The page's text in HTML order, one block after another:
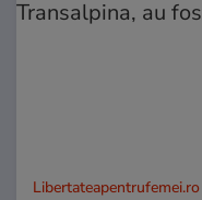
Libertateapentrufemei.ro